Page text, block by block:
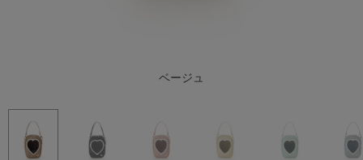
ベージュ
ブラック
ピンク
イエロー
ミント
ライトブルー